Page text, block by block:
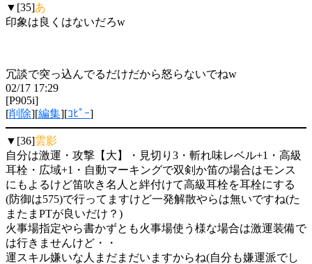
▼[35]あ
印象は良くはないだろw
冗談で突っ込んでるだけだから怒らないでねw
02/17 17:29
[P905i]
[削除][編集][ｺﾋﾟｰ]
▼[36]雲影
自分は激運・攻撃【大】・見切り3・斬れ味レベル+1・高級
耳栓・広域+1・自動マーキングで双剣か笛の場合はモンス
にもよるけど笛吹き名人と絆付けて高級耳栓を耳栓にする
(防御は575)で行ってますけど一発解散やらは無いですね(た
またまPTが良いだけ？)
火事場指定やら書かずとも火事場使う様な場合は激運装備で
は行きませんけど・・
運スキル嫌いな人まだまだいますからね(自分も嫌運派でし